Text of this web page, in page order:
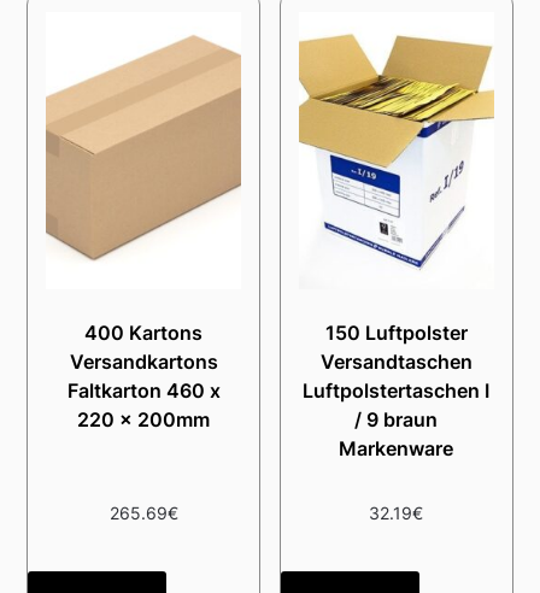
400 Kartons
Versandkartons
Faltkarton 460 x
220 x 200mm
265.69€
150 Luftpolster
Versandtaschen
Luftpolstertaschen I
/ 9 braun
Markenware
32.19€